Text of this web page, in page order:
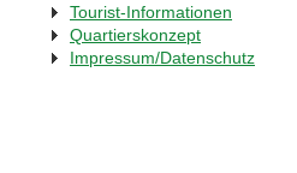
Tourist-Informationen
Quartierskonzept
Impressum/Datenschutz